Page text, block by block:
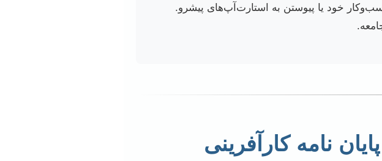
خود یا پیوستن به استارت‌آپ‌های پیشرو.
نامه کارآفرینی